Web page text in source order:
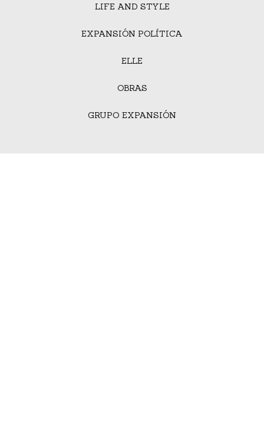
LIFE AND STYLE
EXPANSIÓN POLÍTICA
ELLE
OBRAS
GRUPO EXPANSIÓN